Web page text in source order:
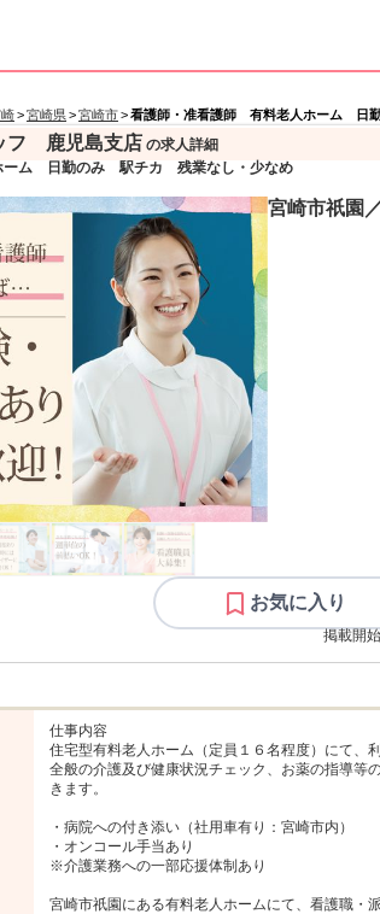
>宮崎県>宮崎市>看護師・准看護師 有料老人ホーム 日
フ 鹿児島支店 の求人詳細
ーム 日勤のみ 駅チカ 残業なし・少なめ
宮崎市祇園
お気に入り
掲載開
仕事内容
住宅型有料老人ホーム（定員１６名程度）にて、
全般の介護及び健康状況チェック、お薬の指導等
きます。
・病院への付き添い（社用車有り：宮崎市内）
・オンコール手当あり
※介護業務への一部応援体制あり
宮崎市祇園にある有料老人ホームにて、看護職・派